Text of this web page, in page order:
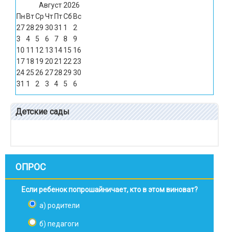
Август2026
Пн ВтСрЧт ПтСб Вс
272829 3031 1
2
3
4 5 6 7 8
9
10 11 12 13 1415 16
17 18 19 2021 2223
242526 272829 30
31 1 2 3 4 5 6
Детские сады
ОПРОС
Если ребенок попрошайничает, кто в этом виноват?
а) родители
б) педагоги